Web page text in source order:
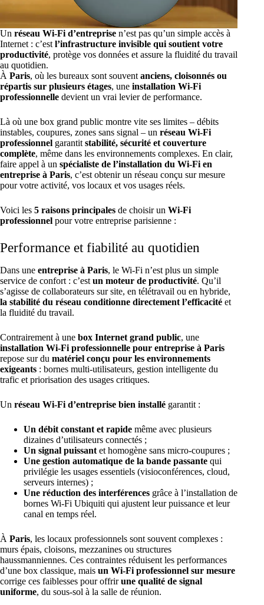
Un réseau Wi-Fi d’entreprise n’est pas qu’un simple accès à
Internet : c’est l’infrastructure invisible qui soutient votre
productivité, protège vos données et assure la fluidité du travail
au quotidien.
À Paris, où les bureaux sont souvent anciens, cloisonnés ou
répartis sur plusieurs étages, une installation Wi-Fi
professionnelle devient un vrai levier de performance.
Là où une box grand public montre vite ses limites – débits
instables, coupures, zones sans signal – un réseau Wi-Fi
professionnel garantit stabilité, sécurité et couverture
complète, même dans les environnements complexes. En clair,
faire appel à un spécialiste de l’installation du Wi-Fi en
entreprise à Paris, c’est obtenir un réseau conçu sur mesure
pour votre activité, vos locaux et vos usages réels.
Voici les 5 raisons principales de choisir un Wi-Fi
professionnel pour votre entreprise parisienne :
Performance et fiabilité au quotidien
Dans une entreprise à Paris, le Wi-Fi n’est plus un simple
service de confort : c’est un moteur de productivité. Qu’il
s’agisse de collaborateurs sur site, en télétravail ou en hybride,
la stabilité du réseau conditionne directement l’efficacité et
la fluidité du travail.
Contrairement à une box Internet grand public, une
installation Wi-Fi professionnelle pour entreprise à Paris
repose sur du matériel conçu pour les environnements
exigeants : bornes multi-utilisateurs, gestion intelligente du
trafic et priorisation des usages critiques.
Un réseau Wi-Fi d’entreprise bien installé garantit :
Un débit constant et rapide même avec plusieurs
dizaines d’utilisateurs connectés ;
Un signal puissant et homogène sans micro-coupures ;
Une gestion automatique de la bande passante qui
privilégie les usages essentiels (visioconférences, cloud,
serveurs internes) ;
Une réduction des interférences grâce à l’installation de
bornes Wi-Fi Ubiquiti qui ajustent leur puissance et leur
canal en temps réel.
À Paris, les locaux professionnels sont souvent complexes :
murs épais, cloisons, mezzanines ou structures
haussmanniennes. Ces contraintes réduisent les performances
d’une box classique, mais un Wi-Fi professionnel sur mesure
corrige ces faiblesses pour offrirune qualité de signal
uniforme, du sous-sol à la salle de réunion.